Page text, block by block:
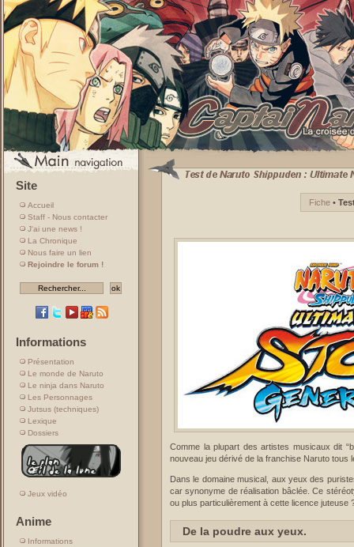
Site
Accueil
Staff - Nous contacter
J'ai une news !
La Chronique
Nous faire un lien
Rejoindre le forum !
Informations
Présentation
Le monde de Naruto
Le ninja dans Naruto
Les Personnages
Jutsus (techniques)
Lexique
Dossiers
Jeux vidéo
Anime
Informations
Fiche •
Comme la plupart des artistes musicaux dit
nouveau jeu dérivé de la franchise Naruto tous
Dans le domaine musical, aux yeux des
car synonyme de réalisation bâclée. Ce
ou plus particulièrement à cette licence juteuse
De la poudre aux yeux.